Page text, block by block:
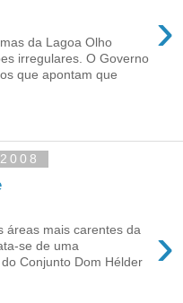
›
da Lagoa Olho
irregulares. O Governo
que apontam que
›
áreas mais carentes da
se de uma
Conjunto Dom Hélder